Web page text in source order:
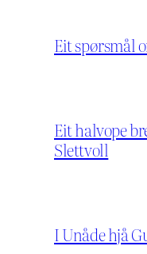
Eit spørsmål
Eit halvope
Slettvoll
I Unåde hjå